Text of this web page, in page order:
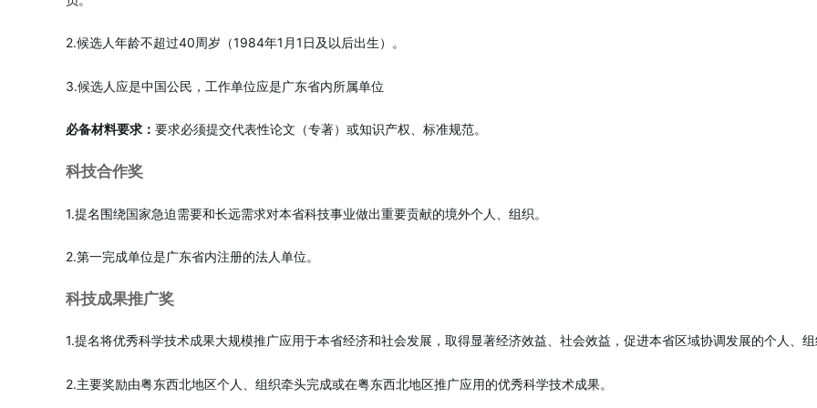
2.候选人年龄不超过40周岁（1984年1月1日及以后出生）。
3.候选人应是中国公民，工作单位应是广东省内所属单位
必备材料要求： 要求必须提交代表性论文（专著）或知识产权、标准规范。
科技合作奖
1.提名围绕国家急迫需要和长远需求对本省科技事业做出重要贡献的境外个人、组织。
2.第一完成单位是广东省内注册的法人单位。
科技成果推广奖
1.提名将优秀科学技术成果大规模推广应用于本省经济和社会发展，取得显著经济效益、社会效益，促进本省区域协调发展的个人、
2.主要奖励由粤东西北地区个人、组织牵头完成或在粤东西北地区推广应用的优秀科学技术成果。